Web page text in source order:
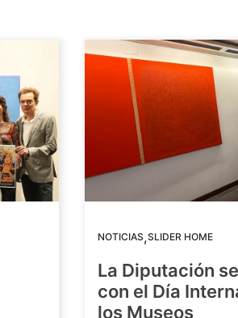
NOTICIAS,SLIDER HOME
La Diputación
con el Día
los Museos